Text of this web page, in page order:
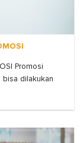
Promosi
bisa dilakukan